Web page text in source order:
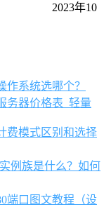
2023年10
作系统选哪个？
务器价格表_轻量
费模式区别和选择
例族是什么？如何
端口图文教程（设